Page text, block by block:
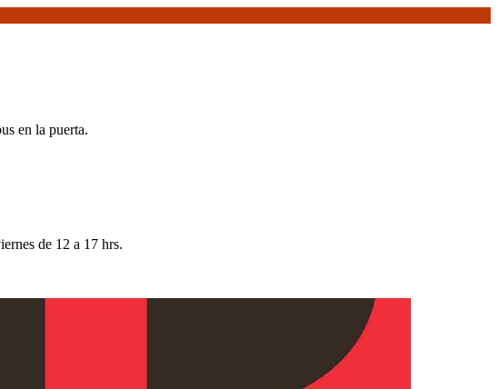
en la puerta.
de 12 a 17 hrs.